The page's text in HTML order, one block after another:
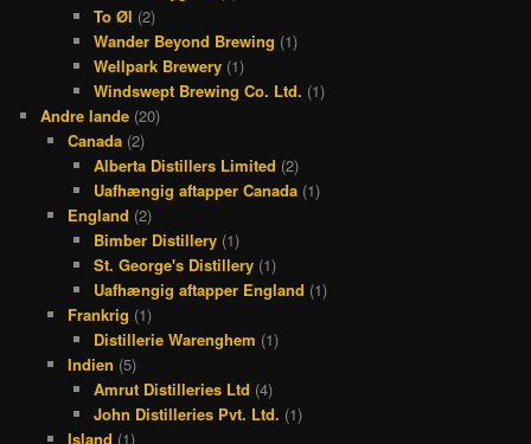
To Øl (2)
Wander Beyond Brewing (1)
Wellpark Brewery (1)
Windswept Brewing Co. Ltd. (1)
Andre lande (20)
Canada(2)
Alberta Distillers Limited (2)
Uafhængig aftapper Canada (1)
England (2)
Bimber Distillery (1)
St. George's Distillery (1)
Uafhængig aftapper England (1)
Frankrig (1)
Distillerie Warenghem (1)
Indien (5)
Amrut Distilleries Ltd (4)
John Distilleries Pvt. Ltd. (1)
Island (1)